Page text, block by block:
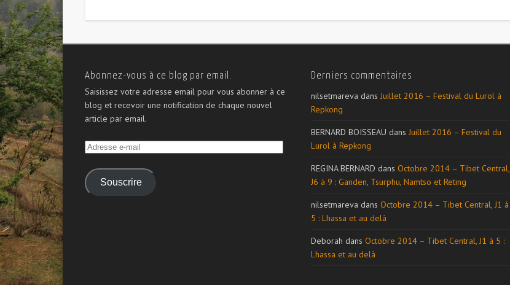
Abonnez-vous à ce blog par email.
Saisissez votre adresse email pour vous abonner à ce
blog et recevoir une notification de chaque nouvel
article par email.
Adresse
mail
Souscrire
Derniers commentaires
nilsetmareva dans Juillet 2016 – Festival du Lurol à
Repkong
BERNARD BOISSEAU dans Juillet 2016 – Festival du
Lurol à Repkong
REGINA BERNARD dans Octobre 2014 – Tibet Central,
J6 à 9 : Ganden, Tsurphu, Namtso et Reting
nilsetmareva dans Octobre 2014 – Tibet Central, J1 à
5 : Lhassa et au delà
Deborah dans Octobre 2014 – Tibet Central, J1 à 5 :
Lhassa et au delà